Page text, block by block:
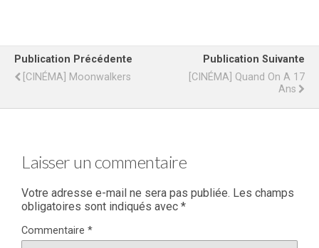
Publication Précédente
[CINÉMA] Moonwalkers
Publication Suivante
[CINÉMA] Quand On A 17
Ans
Laisser un commentaire
Votre adresse e-mail ne sera pas publiée. Les champs
obligatoires sont indiqués avec *
Commentaire *